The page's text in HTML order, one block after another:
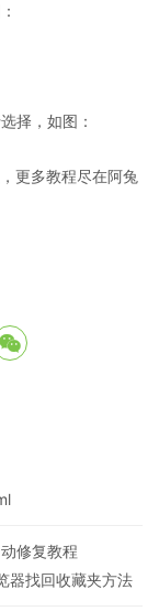
择，如图：
更多教程尽在阿兔
修复教程
器找回收藏夹方法